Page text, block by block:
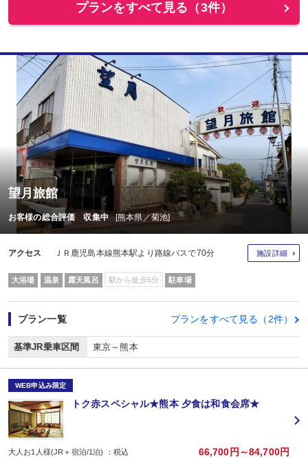
プランをすべて見る（3件）
望月旅館
お客様の総合評価 収集中 [熊本県／菊池]
アクセス ＪＲ鹿児島本線熊本駅より路線バスで70分 施設詳細
大浴場 温泉 露天風呂 駅から徒歩5分 駐車場
プラン一覧 プランをすべて見る（2件）
基準JR乗車区間 東京～熊本
WEB申込み限定
トク赤スペシャル★熊本 夕食は和食会席★
大人お1人様(JR＋宿泊/1泊) ：税込 66,700円～84,700円